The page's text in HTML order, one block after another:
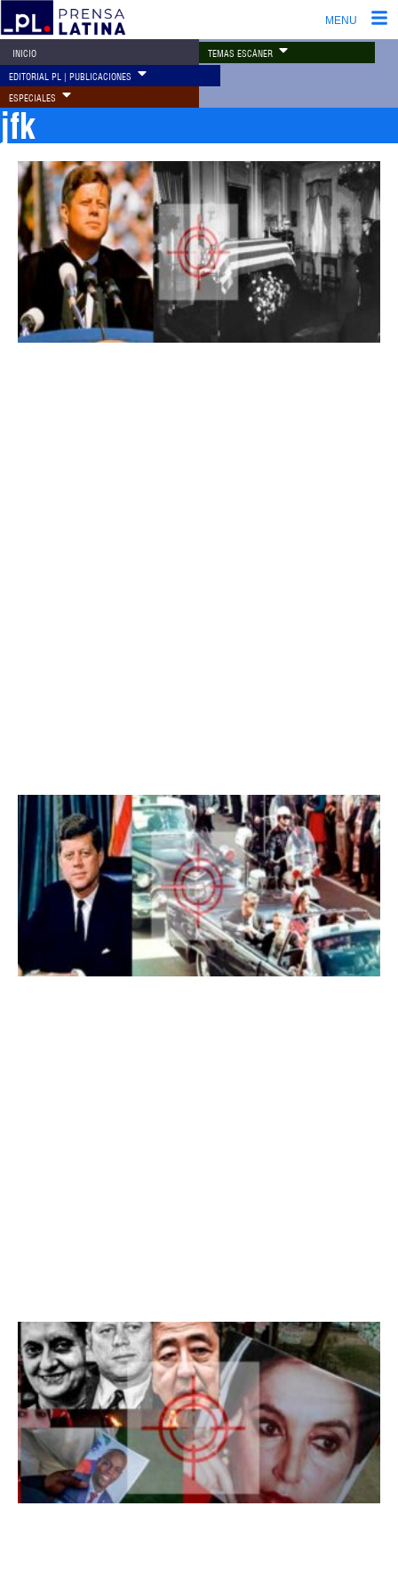
MENU
INICIO TEMAS ESCÁNER
EDITORIAL PL | PUBLICACIONES
ESPECIALES
jfk